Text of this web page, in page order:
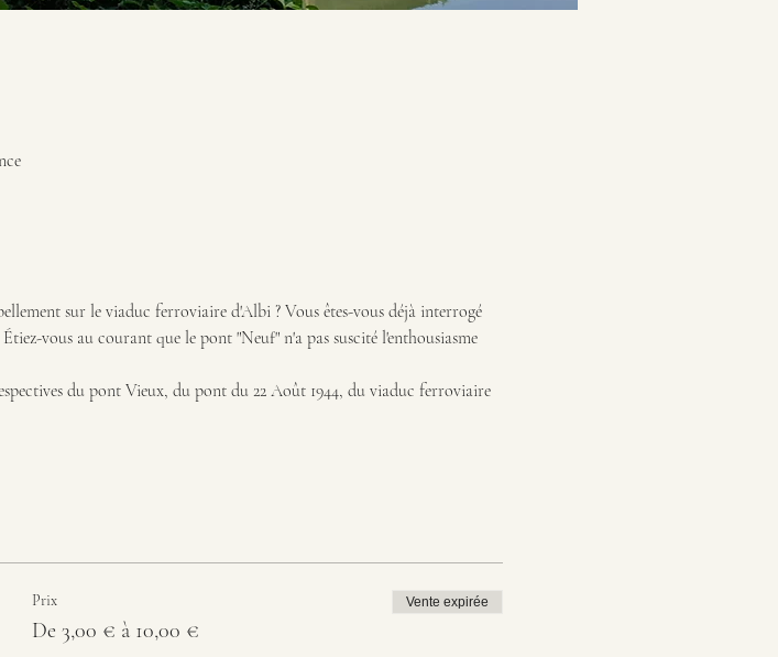
sur le viaduc ferroviaire d'Albi ? Vous êtes-vous déjà interrogé
vous au courant que le pont "Neuf" n'a pas suscité l'enthousiasme
du pont Vieux, du pont du 22 Août 1944, du viaduc ferroviaire
Prix
De 3,00 € à 10,00 €
Vente expirée